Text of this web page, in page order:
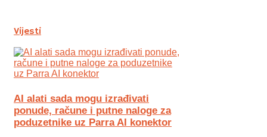
Vijesti
AI alati sada mogu izrađivati
ponude, račune i putne naloge za
poduzetnike uz Parra AI konektor